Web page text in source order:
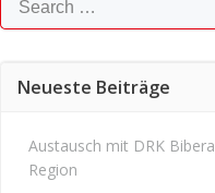
for:
Neueste Beiträge
Austausch mit DRK
Region